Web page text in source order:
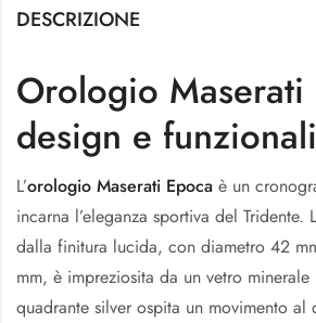
DESCRIZIONE
Orologio Maserati
design e
L’orologio Maserati Epoca è un
incarna l’eleganza sportiva del Tridente.
dalla finitura lucida, con diametro 42
mm, è impreziosita da un vetro minerale
quadrante silver ospita un movimento al